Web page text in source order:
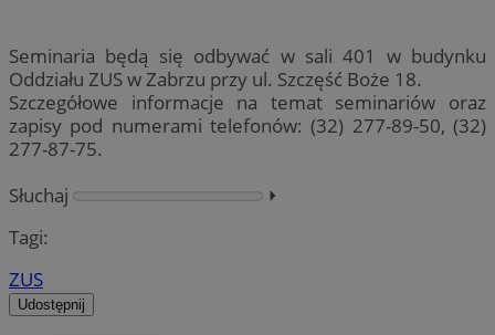
Seminaria będą się odbywać w sali 401 w budynku
Oddziału ZUS w Zabrzu przy ul. Szczęść Boże 18.
Szczegółowe informacje na temat seminariów oraz
zapisy pod numerami telefonów: (32) 277-89-50, (32)
277-87-75.
Słuchaj
⏵︎
Tagi:
ZUS
Udostępnij